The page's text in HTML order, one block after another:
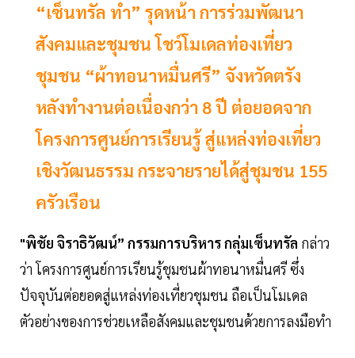
“เซ็นทรัล ทำ” รุดหน้า การร่วมพัฒนา
สังคมและชุมชน โชว์โมเดลท่องเที่ยว
ชุมชน “ผ้าทอนาหมื่นศรี” จังหวัดตรัง
หลังทำงานต่อเนื่องกว่า 8 ปี ต่อยอดจาก
โครงการศูนย์การเรียนรู้ สู่แหล่งท่องเที่ยว
เชิงวัฒนธรรม กระจายรายได้สู่ชุมชน 155
ครัวเรือน
"พิชัย จิราธิวัฒน์” กรรมการบริหาร กลุ่มเซ็นทรัล กล่าว
ว่า โครงการศูนย์การเรียนรู้ชุมชนผ้าทอนาหมื่นศรี ซึ่ง
ปัจจุบันต่อยอดสู่แหล่งท่องเที่ยวชุมชน ถือเป็นโมเดล
ตัวอย่างของการช่วยเหลือสังคมและชุมชนด้วยการลงมือทำ